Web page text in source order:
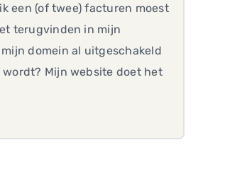
een (of twee) facturen moest
terugvinden in mijn
domein al uitgeschakeld
wordt? Mijn website doet het